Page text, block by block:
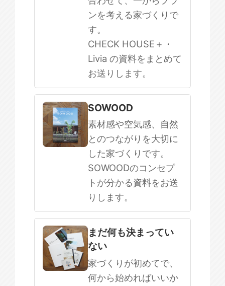
ンを考える家づくりで
す。
CHECK HOUSE＋・
Livia の資料をまとめて
お送りします。
SOWOOD
素材感や空気感、自然
とのつながりを大切に
した家づくりです。
SOWOODのコンセプ
トが分かる資料をお送
りします。
まだ何も決まってい
ない
家づくりが初めてで、
何から始めればいいか